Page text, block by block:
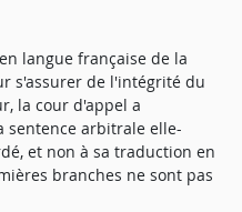
langue française de la
s'assurer de l'intégrité du
la cour d'appel a
sentence arbitrale elle-
et non à sa traduction en
branches ne sont pas